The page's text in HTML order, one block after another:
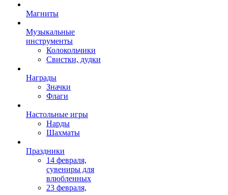
Магниты
Музыкальные
инструменты
Колокольчики
Свистки, дудки
Награды
Значки
Флаги
Настольные игры
Нарды
Шахматы
Праздники
14 февраля,
сувениры для
влюбленных
23 февраля,